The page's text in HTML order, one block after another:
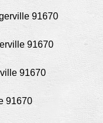
91670
91670
91670
91670